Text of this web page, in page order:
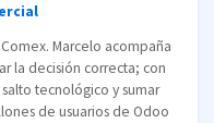
Marcelo acompaña
la decisión correcta; con
tecnológico y sumar
de usuarios de Odoo